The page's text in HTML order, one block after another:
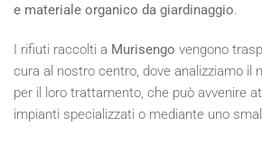
e materiale organico da giardinaggio.
I rifiuti raccolti a Murisengo vengono
cura al nostro centro, dove analizziamo il
per il loro trattamento, che può avvenire
impianti specializzati o mediante uno